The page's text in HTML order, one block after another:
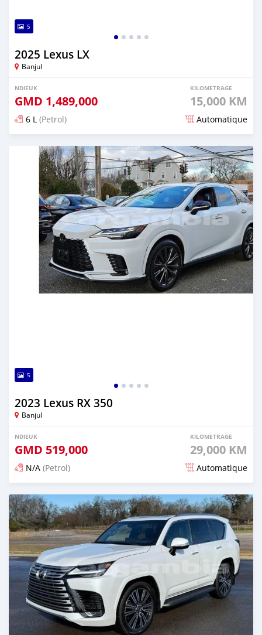
5
2025 Lexus LX
Banjul
NDIEUK
GMD 1,489,000
KILOMETRAGE
15,000 KM
6 L (Petrol) Automatique
Dougal na niou ko depuis about 1 months
5
2023 Lexus RX 350
Banjul
NDIEUK
GMD 519,000
KILOMETRAGE
29,000 KM
N/A (Petrol) Automatique
Dougal na niou ko depuis 3 months